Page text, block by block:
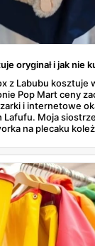
oryginał i jak nie
z Labubu kosztuje
Pop Mart ceny
i internetowe
Moja
na plecaku
że
wszystko, czego
o której za